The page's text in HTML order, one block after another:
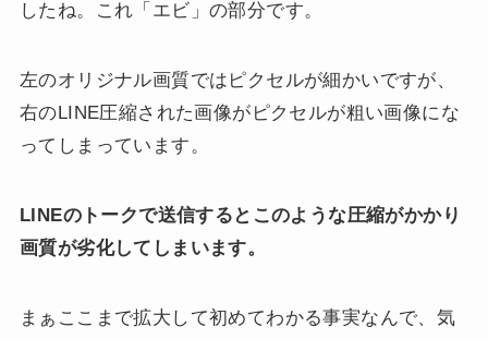
したね。これ「エビ」の部分です。
左のオリジナル画質ではピクセルが細かいですが、
右のLINE圧縮された画像がピクセルが粗い画像にな
ってしまっています。
LINEのトークで送信するとこのような圧縮がかかり
画質が劣化してしまいます。
まぁここまで拡大して初めてわかる事実なんで、気